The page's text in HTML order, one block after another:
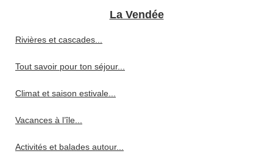
La Vendée
Rivières et cascades...
Tout savoir pour ton séjour...
Climat et saison estivale...
Vacances à l’île...
Activités et balades autour...